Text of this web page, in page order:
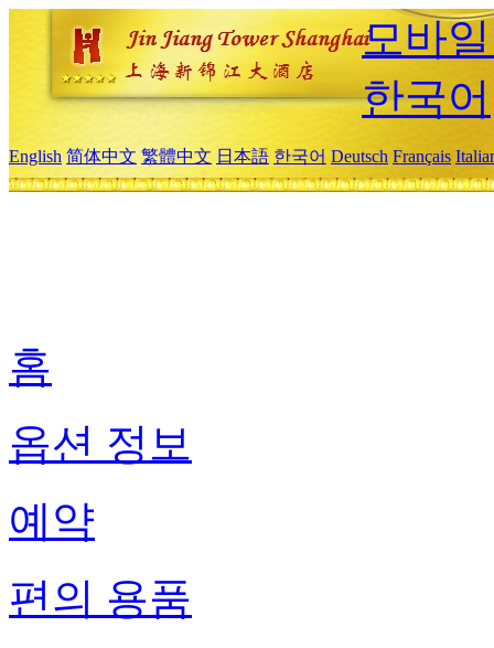
모바
한국어
English 简体中文 繁體中文 日本語 한국어 Deutsch Français
홈
옵션 정보
예약
편의 용품